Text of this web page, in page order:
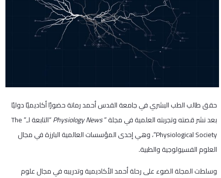
حقق طالب الطب البشري في جامعة القدس أحمد رمانة حضورًا أكاديميًا دوليًا
بعد نشر قصته وتجربته العلمية في مجلة ”Physiology News
“التابعة لـ” The
Physiological Society”، وهي إحدى المؤسسات العالمية البارزة في مجال
العلوم الفسيولوجية والطبية.
وسلطت المجلة الضوء على رحلة أحمد الأكاديمية وتدريبه في مجال علوم